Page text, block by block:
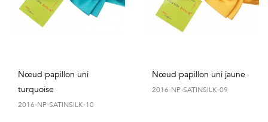
Nœud papillon uni
turquoise
2016-NP-SATINSILK-10
Nœud papillon uni jaune
2016-NP-SATINSILK-09